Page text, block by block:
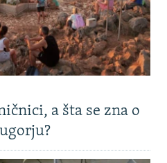
a šta se zna o